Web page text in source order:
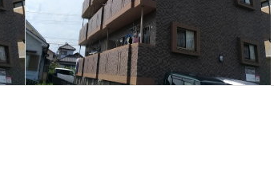
リート造で防音性・断熱性に優れています♪